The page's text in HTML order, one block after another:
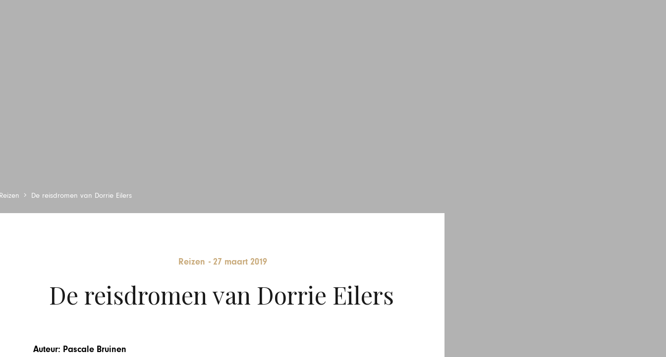
De reisdromen van Dorrie Eilers
Reizen -27 maart 2019
De reisdromen van Dorrie Eilers
Auteur: Pascale Bruinen